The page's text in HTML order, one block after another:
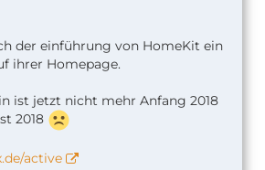
der einführung von HomeKit ein
ihrer Homepage.
ist jetzt nicht mehr Anfang 2018
2018
active